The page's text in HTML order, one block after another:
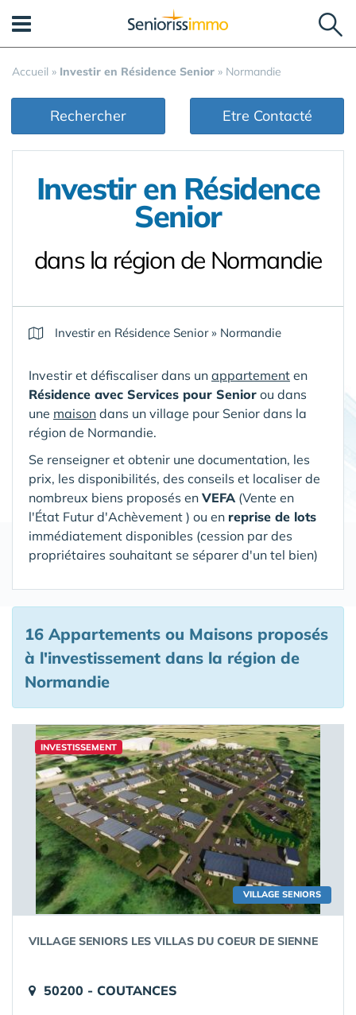
Accueil » Investir en Résidence Senior » Normandie
Rechercher Etre Contacté
Investir en Résidence
Senior
dans la région de Normandie
Investir en Résidence Senior» Normandie
Investir et défiscaliser dans un appartement en
Résidence avec Services pour Senior ou dans
une maison dans un village pour Senior dans la
région de Normandie.
Se renseigner et obtenir une documentation, les
prix, les disponibilités, des conseils et localiser de
nombreux biens proposés en VEFA (Vente en
l'État Futur d'Achèvement ) ou en reprise de lots
immédiatement disponibles (cession par des
propriétaires souhaitant se séparer d'un tel bien)
16 Appartements ou Maisons proposés
à l'investissement dans la région de
Normandie
VILLAGE SENIORS
INVESTISSEMENT
VILLAGE SENIORS LES VILLAS DU COEUR DE SIENNE
50200 - COUTANCES